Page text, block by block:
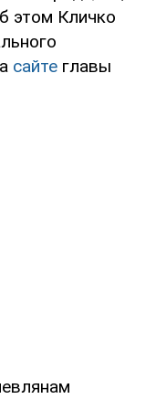
этом Кличко
сайте главы